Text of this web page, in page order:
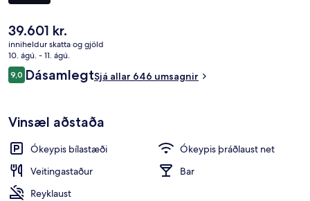
Núverandi
verð
er
39.601 kr.
39.601 kr.
inniheldur skatta og gjöld
10. ágú. - 11. ágú.
Umsagnir
9,09,0 af 10
DásamlegtSjá allar 646 umsagnir
Vinsæl aðstaða
Ókeypis bílastæði
Ókeypis þráðlaust net
Veitingastaður
Bar
Reyklaust